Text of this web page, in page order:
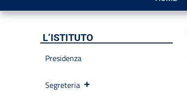
L’ISTITUTO
Presidenza
Segreteria